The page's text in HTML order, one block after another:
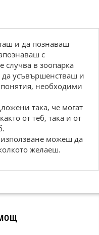
и да познаваш
с
случва в зоопарка
усъвършенстваш и
необходими
така, че могат
от теб, така и от
можеш да
желаеш.